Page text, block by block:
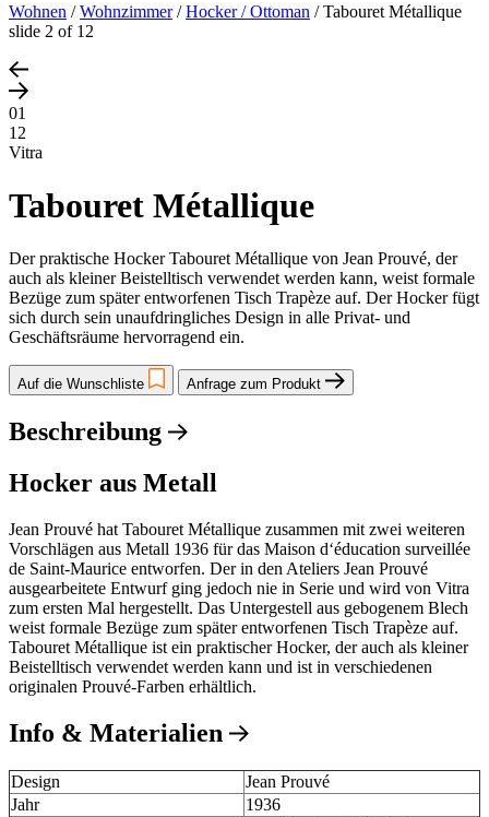
Wohnen /Wohnzimmer/Hocker / Ottoman /Tabouret Métallique
slide 2 of 12
01
12
Vitra
Tabouret Métallique
Der praktische Hocker Tabouret Métallique von Jean Prouvé, der
auch als kleiner Beistelltisch verwendet werden kann, weist formale
Bezüge zum später entworfenen Tisch Trapèze auf. Der Hocker fügt
sich durch sein unaufdringliches Design in alle Privat- und
Geschäftsräume hervorragend ein.
Auf die Wunschliste Anfrage zum Produkt
Beschreibung
Hocker aus Metall
Jean Prouvé hat Tabouret Métallique zusammen mit zwei weiteren
Vorschlägen aus Metall 1936 für das Maison d‘éducation surveillée
de Saint-Maurice entworfen. Der in den Ateliers Jean Prouvé
ausgearbeitete Entwurf ging jedoch nie in Serie und wird von Vitra
zum ersten Mal hergestellt. Das Untergestell aus gebogenem Blech
weist formale Bezüge zum später entworfenen Tisch Trapèze auf.
Tabouret Métallique ist ein praktischer Hocker, der auch als kleiner
Beistelltisch verwendet werden kann und ist in verschiedenen
originalen Prouvé-Farben erhältlich.
Info & Materialien
Design
Jean Prouvé
Jahr
1936